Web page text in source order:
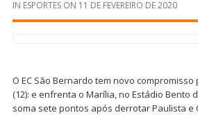
IN ESPORTES ON 11 DE FEVEREIRO DE 2020
O EC São Bernardo tem novo
(12): e enfrenta o Marília, no Estádio Bento
soma sete pontos após derrotar Paulista